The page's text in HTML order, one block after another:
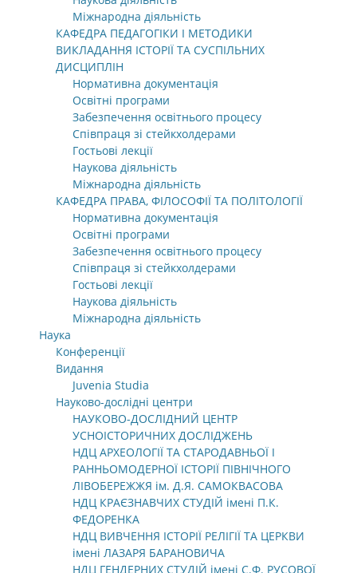
Міжнародна діяльність
КАФЕДРА ПЕДАГОГІКИ І МЕТОДИКИ
ВИКЛАДАННЯ ІСТОРІЇ ТА СУСПІЛЬНИХ
ДИСЦИПЛІН
Нормативна документація
Освітні програми
Забезпечення освітнього процесу
Співпраця зі стейкхолдерами
Гостьові лекції
Наукова діяльність
Міжнародна діяльність
КАФЕДРА ПРАВА, ФІЛОСОФІЇ ТА ПОЛІТОЛОГІЇ
Нормативна документація
Освітні програми
Забезпечення освітнього процесу
Співпраця зі стейкхолдерами
Гостьові лекції
Наукова діяльність
Міжнародна діяльність
Наука
Конференції
Видання
Juvenia Studia
Науково-дослідні центри
НАУКОВО-ДОСЛІДНИЙ ЦЕНТР
УСНОІСТОРИЧНИХ ДОСЛІДЖЕНЬ
НДЦ АРХЕОЛОГІЇ ТА СТАРОДАВНЬОЇ І
РАННЬОМОДЕРНОЇ ІСТОРІЇ ПІВНІЧНОГО
ЛІВОБЕРЕЖЖЯ ім. Д.Я. САМОКВАСОВА
НДЦ КРАЄЗНАВЧИХ СТУДІЙ імені П.К.
ФЕДОРЕНКА
НДЦ ВИВЧЕННЯ ІСТОРІЇ РЕЛІГІЇ ТА ЦЕРКВИ
імені ЛАЗАРЯ БАРАНОВИЧА
НДЦ ГЕНДЕРНИХ СТУДІЙ імені С.Ф. РУСОВОЇ